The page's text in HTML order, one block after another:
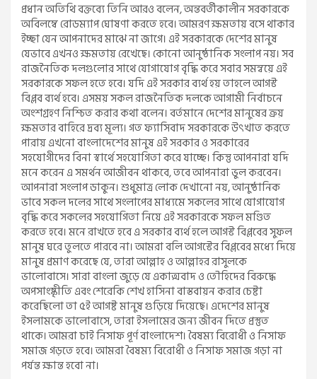
প্রধান অতিথি বক্তব্যে তিনি আরও বলেন, অন্তবর্তীকালীন সরকারকে
অবিলম্বে রোডম্যাপ ঘোষণা করতে হবে। আমরণ ক্ষমতায় বসে থাকার
ইচ্ছা যেন আপনাদের মাঝে না জাগে। এই সরকারকে দেশের মানুষ
যেভাবে এখনও ক্ষমতায় রেখেছে। কোনো আনুষ্ঠানিক সংলাপ নয়। সব
রাজনৈতিক দলগুলোর সাথে যোগাযোগ বৃদ্ধি করে সবার সমন্বয়ে এই
সরকারকে সফল হতে হবে। যদি এই সরকার ব্যর্থ হয় তাহলে আগস্ট
বিপ্লব ব্যর্থ হবে। এসময় সকল রাজনৈতিক দলকে আগামী নির্বাচনে
অংশগ্রহণ নিশ্চিত করার কথা বলেন। বর্তমানে দেশের মানুষের ক্রয়
ক্ষমতার বাহিরে দ্রব্য মূল্য। গত ফ্যাসিবাদ সরকারকে উৎখাত করতে
পারায় এখনো বাংলাদেশের মানুষ এই সরকার ও সরকারের
সহযোগীদের বিনা স্বার্থে সহযোগিতা করে যাচ্ছে। কিন্তু আপনারা যদি
মনে করেন এ সমর্থন আজীবন থাকবে, তবে আপনারা ভুল করবেন।
আপনারা সংলাপ ডাকুন। শুধুমাত্র লোক দেখানো নয়, আনুষ্ঠানিক
ভাবে সকল দলের সাথে সংলাপের মাধ্যমে সকলের সাথে যোগাযোগ
বৃদ্ধি করে সকলের সহযোগিতা নিয়ে এই সরকারকে সফল মণ্ডিত
করতে হবে। মনে রাখতে হবে এ সরকার ব্যর্থ হলে আগস্ট বিপ্লবের সুফল
মানুষ ঘরে তুলতে পারবে না। আমরা বলি আগস্টের বিপ্লবের মধ্যে দিয়ে
মানুষ প্রমাণ করেছে যে, তারা আল্লাহ ও আল্লাহর রাসুলকে
ভালোবাসে। সারা বাংলা জুড়ে যে একাত্মবাদ ও তৌহিদের বিরুদ্ধে
অপসাংষ্কৃীতি এবং শেরেকি শেখ হাসিনা বাস্তবায়ন করার চেষ্টা
করেছিলো তা ৫ই আগষ্ট মানুষ গুড়িয়ে দিয়েছে। এদেশের মানুষ
ইসলামকে ভালোবাসে, তারা ইসলামের জন্য জীবন দিতে প্রস্তুত
থাকে। আমরা চাই নিসাফ পূর্ণ বাংলাদেশ। বৈষম্য বিরোধী ও নিসাফ
সমাজ গড়তে হবে। আমরা বৈষম্য বিরোধী ও নিসাফ সমাজ গড়া না
পর্যন্ত ক্ষান্ত হবো না।